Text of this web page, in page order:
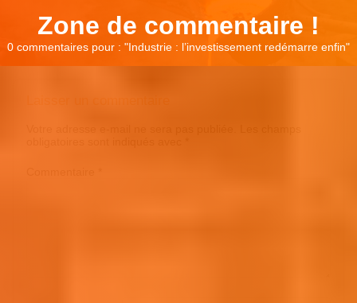
Zone de commentaire !
0 commentaires pour : "Industrie : l’investissement redémarre enfin"